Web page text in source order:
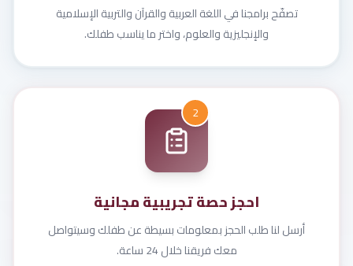
تصفّح برامجنا في اللغة العربية والقرآن والتربية الإسلامية
والإنجليزية والعلوم، واختر ما يناسب طفلك.
2
احجز حصة تجريبية مجانية
أرسل لنا طلب الحجز بمعلومات بسيطة عن طفلك وسيتواصل
معك فريقنا خلال 24 ساعة.